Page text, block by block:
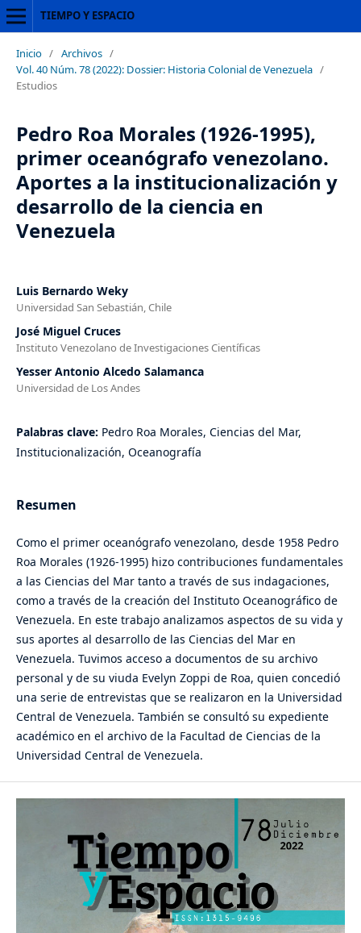
TIEMPO Y ESPACIO
Inicio / Archivos /
Vol. 40 Núm. 78 (2022): Dossier: Historia Colonial de Venezuela /
Estudios
Pedro Roa Morales (1926-1995),
primer oceanógrafo venezolano.
Aportes a la institucionalización y
desarrollo de la ciencia en
Venezuela
Luis Bernardo Weky
Universidad San Sebastián, Chile
José Miguel Cruces
Instituto Venezolano de Investigaciones Científicas
Yesser Antonio Alcedo Salamanca
Universidad de Los Andes
Palabras clave: Pedro Roa Morales, Ciencias del Mar,
Institucionalización, Oceanografía
Resumen
Como el primer oceanógrafo venezolano, desde 1958 Pedro
Roa Morales (1926-1995) hizo contribuciones fundamentales
a las Ciencias del Mar tanto a través de sus indagaciones,
como a través de la creación del Instituto Oceanográfico de
Venezuela. En este trabajo analizamos aspectos de su vida y
sus aportes al desarrollo de las Ciencias del Mar en
Venezuela. Tuvimos acceso a documentos de su archivo
personal y de su viuda Evelyn Zoppi de Roa, quien concedió
una serie de entrevistas que se realizaron en la Universidad
Central de Venezuela. También se consultó su expediente
académico en el archivo de la Facultad de Ciencias de la
Universidad Central de Venezuela.